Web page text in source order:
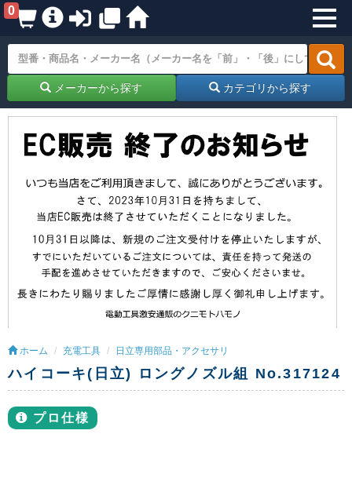
0
メーカーから探す カテゴリから探す
ホーム 充電工具 日立専用部品・アクセサリ
ハイコーキ(日立) ロングノズル組 No.317124
プロ仕様